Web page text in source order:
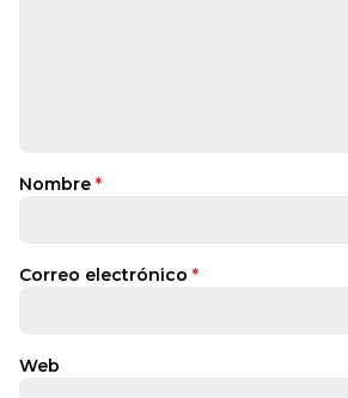
Nombre *
Correo electrónico *
Web